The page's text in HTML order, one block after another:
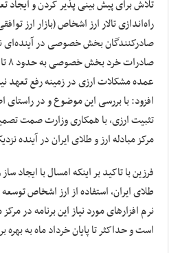
تلاش برای پیش بینی پذیر کردن و ایجاد
راه‌اندازی تالار ارز اشخاص (بازار ارز
صادرکنندگان بخش خصوصی در
عمده مشکلات ارزی در زمینه رفع تعهد
افزود: با بررسی این موضوع و در
تثبیت ارزی، با همکاری وزارت صمت
مرکز مبادله ارز و طلای ایران در آینده
فرزین با تاکید بر اینکه امسال با ایجاد
طلای ایران، استفاده از ارز اشخاص
نرم افزارهای مورد نیاز این برنامه در
است و حداکثر تا پایان خرداد ماه به